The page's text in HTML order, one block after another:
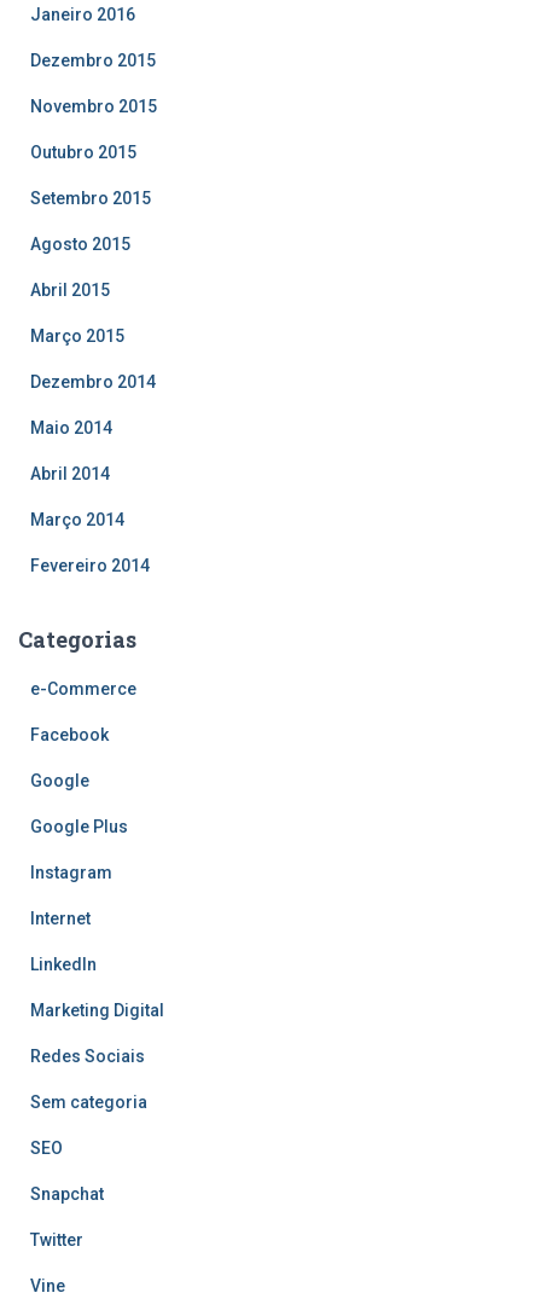
Janeiro 2016
Dezembro 2015
Novembro 2015
Outubro 2015
Setembro 2015
Agosto 2015
Abril 2015
Março 2015
Dezembro 2014
Maio 2014
Abril 2014
Março 2014
Fevereiro 2014
Categorias
e-Commerce
Facebook
Google
Google Plus
Instagram
Internet
LinkedIn
Marketing Digital
Redes Sociais
Sem categoria
SEO
Snapchat
Twitter
Vine